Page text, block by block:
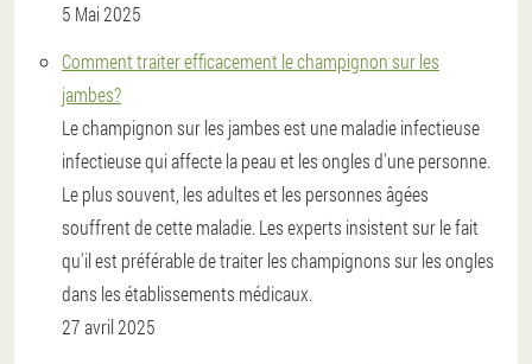
5 Mai 2025
Comment traiter efficacement le champignon sur les
jambes?
Le champignon sur les jambes est une maladie infectieuse
infectieuse qui affecte la peau et les ongles d'une personne.
Le plus souvent, les adultes et les personnes âgées
souffrent de cette maladie. Les experts insistent sur le fait
qu'il est préférable de traiter les champignons sur les ongles
dans les établissements médicaux.
27 avril 2025